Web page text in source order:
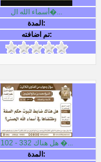
أسماء الله ال�...
المدة:
تم اضافته:
102 - 332 هل هناك �...
المدة: